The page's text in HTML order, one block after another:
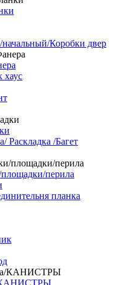
Коробки двер
хаус
Раскладка /Багет
перила
планка
КАНИСТРЫ